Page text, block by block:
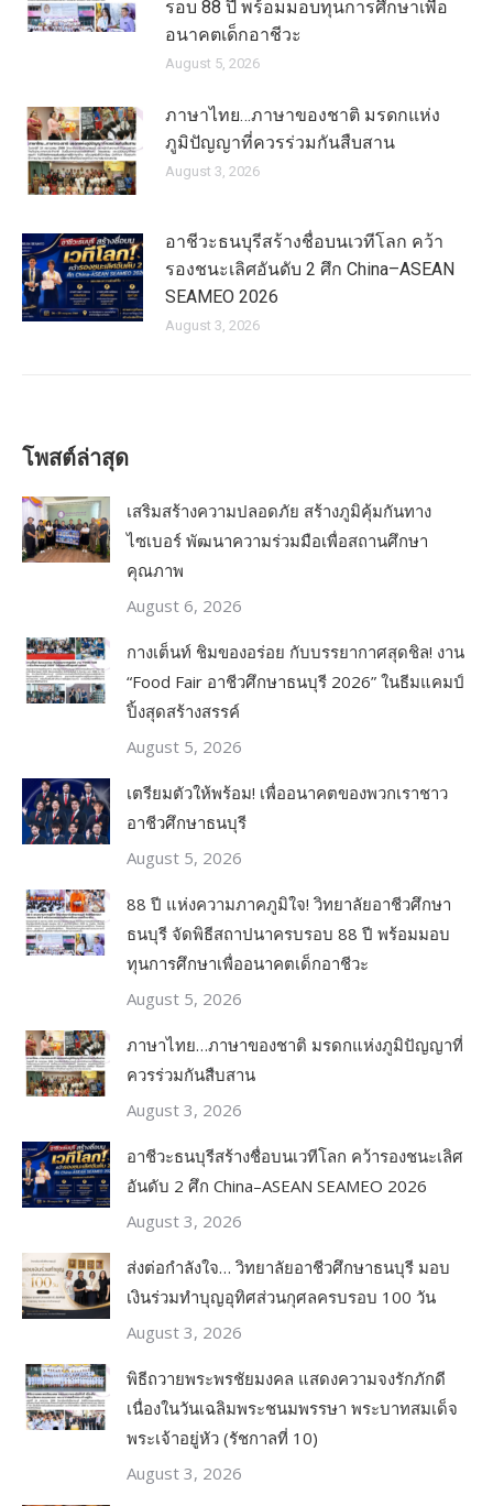
รอบ 88 ปี พร้อมมอบทุนการศึกษาเพื่อ
อนาคตเด็กอาชีวะ
August 5, 2026
ภาษาไทย…ภาษาของชาติ มรดกแห่ง
ภูมิปัญญาที่ควรร่วมกันสืบสาน
August 3, 2026
อาชีวะธนบุรีสร้างชื่อบนเวทีโลก คว้า
รองชนะเลิศอันดับ 2 ศึก China–ASEAN
SEAMEO 2026
August 3, 2026
โพสต์ล่าสุด
เสริมสร้างความปลอดภัย สร้างภูมิคุ้มกันทาง
ไซเบอร์ พัฒนาความร่วมมือเพื่อสถานศึกษา
คุณภาพ
August 6, 2026
กางเต็นท์ ชิมของอร่อย กับบรรยากาศสุดชิล! งาน
“Food Fair อาชีวศึกษาธนบุรี 2026” ในธีมแคมป์
ปิ้งสุดสร้างสรรค์
August 5, 2026
เตรียมตัวให้พร้อม! เพื่ออนาคตของพวกเราชาว
อาชีวศึกษาธนบุรี
August 5, 2026
88 ปี แห่งความภาคภูมิใจ! วิทยาลัยอาชีวศึกษา
ธนบุรี จัดพิธีสถาปนาครบรอบ 88 ปี พร้อมมอบ
ทุนการศึกษาเพื่ออนาคตเด็กอาชีวะ
August 5, 2026
ภาษาไทย…ภาษาของชาติ มรดกแห่งภูมิปัญญาที่
ควรร่วมกันสืบสาน
August 3, 2026
อาชีวะธนบุรีสร้างชื่อบนเวทีโลก คว้ารองชนะเลิศ
อันดับ 2 ศึก China–ASEAN SEAMEO 2026
August 3, 2026
ส่งต่อกำลังใจ… วิทยาลัยอาชีวศึกษาธนบุรี มอบ
เงินร่วมทำบุญอุทิศส่วนกุศลครบรอบ 100 วัน
August 3, 2026
พิธีถวายพระพรชัยมงคล แสดงความจงรักภักดี
เนื่องในวันเฉลิมพระชนมพรรษา พระบาทสมเด็จ
พระเจ้าอยู่หัว (รัชกาลที่ 10)
August 3, 2026